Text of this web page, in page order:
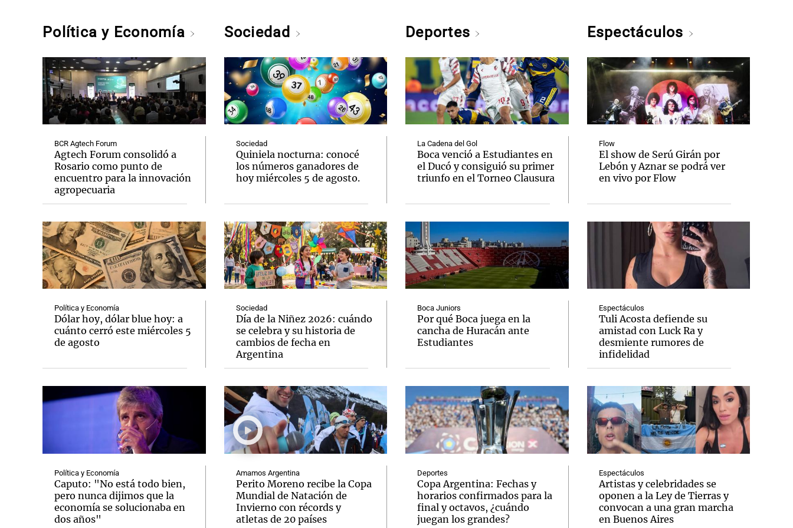
Política y Economía
BCR Agtech Forum
Agtech Forum consolidó a
Rosario como punto de
encuentro para la innovación
agropecuaria
Política y Economía
Dólar hoy, dólar blue hoy: a
cuánto cerró este miércoles 5
de agosto
Política y Economía
Caputo: "No está todo bien,
pero nunca dijimos que la
economía se solucionaba en
dos años"
Sociedad
Sociedad
Quiniela nocturna: conocé
los números ganadores de
hoy miércoles 5 de agosto.
Sociedad
Día de la Niñez 2026: cuándo
se celebra y su historia de
cambios de fecha en
Argentina
Amamos Argentina
Perito Moreno recibe la Copa
Mundial de Natación de
Invierno con récords y
atletas de 20 países
Deportes
La Cadena del Gol
Boca venció a Estudiantes en
el Ducó y consiguió su primer
triunfo en el Torneo Clausura
Boca Juniors
Por qué Boca juega en la
cancha de Huracán ante
Estudiantes
Deportes
Copa Argentina: Fechas y
horarios confirmados para la
final y octavos, ¿cuándo
juegan los grandes?
Espectáculos
Flow
El show de Serú Girán por
Lebón y Aznar se podrá ver
en vivo por Flow
Espectáculos
Tuli Acosta defiende su
amistad con Luck Ra y
desmiente rumores de
infidelidad
Espectáculos
Artistas y celebridades se
oponen a la Ley de Tierras y
convocan a una gran marcha
en Buenos Aires
Notas
El huracán de Arequito Cadena 3 en Groenlandia
Notas